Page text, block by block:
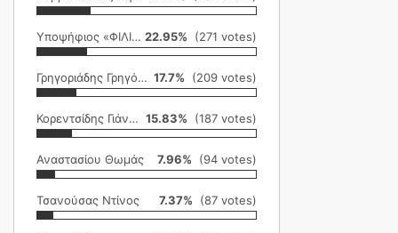
Υποψήφιος «ΦΙΛΙΚΗ ΕΤΑΙΡΕΙΑ» 22.95% (271 votes)
Γρηγοριάδης Γρηγόρης 17.7% (209 votes)
Κορεντσίδης Γιάννης 15.83% (187 votes)
Αναστασίου Θωμάς 7.96% (94 votes)
Τσανούσας Ντίνος 7.37% (87 votes)